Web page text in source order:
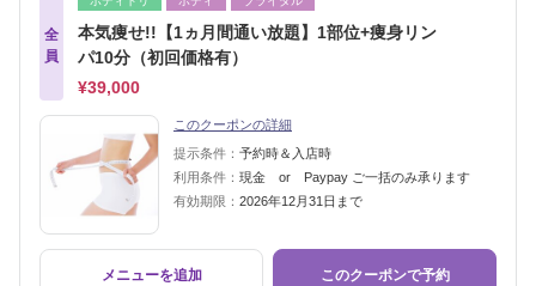
全
員
本気痩せ!!【1ヵ月間通い放題】1部位+痩身リン
パ10分（初回価格有）
¥39,000
このクーポンの詳細
提示条件： 予約時＆入店時
利用条件： 現金 or Paypay ご一括のみ承ります
有効期限： 2026年12月31日まで
メニューを追加 このクーポンで予約